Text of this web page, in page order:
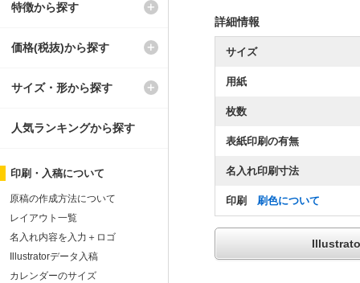
詳細情報
サイズ
用紙
枚数
表紙印刷の有無
名入れ印刷寸法
印刷 刷色について
特徴から探す
価格(税抜)から探す
サイズ・形から探す
人気ランキングから探す
印刷・入稿について
原稿の作成方法について
レイアウト一覧
名入れ内容を入力＋ロゴ
Illustratorデータ入稿
カレンダーのサイズ